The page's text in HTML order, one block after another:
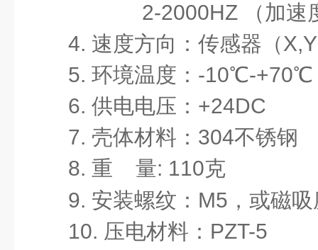
2-2000HZ
（加
4. 速度方向：传感器（X,Y
5. 环境温度： -10℃-+70℃
6. 供电电压： +24DC
7. 壳体材料： 304不锈钢
8. 重 量: 110克
9. 安装螺纹： M5 ，或磁
10. 压电材料： PZT-5